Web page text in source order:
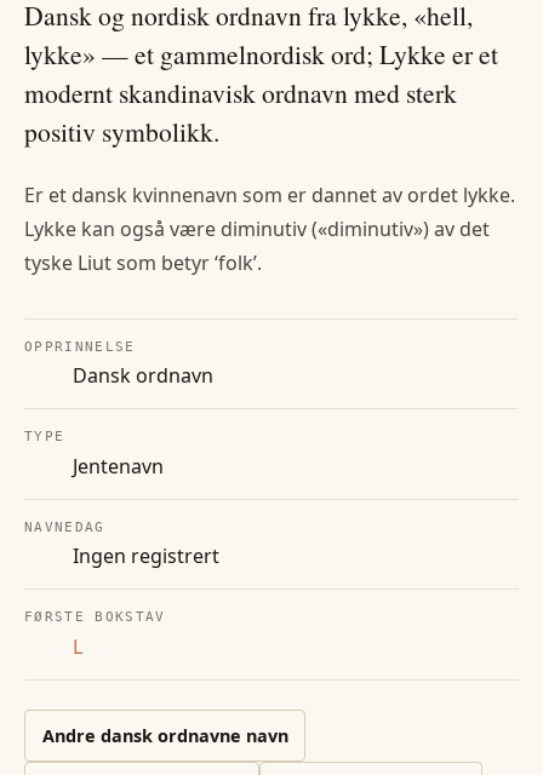
Dansk og nordisk ordnavn fra lykke, «hell,
lykke» — et gammelnordisk ord; Lykke er et
modernt skandinavisk ordnavn med sterk
positiv symbolikk.
Er et dansk kvinnenavn som er dannet av ordet lykke.
Lykke kan også være diminutiv («diminutiv») av det
tyske Liut som betyr ‘folk’.
OPPRINNELSE
Dansk ordnavn
TYPE
Jentenavn
NAVNEDAG
Ingen registrert
FØRSTE BOKSTAV
L
Andre dansk ordnavne navn